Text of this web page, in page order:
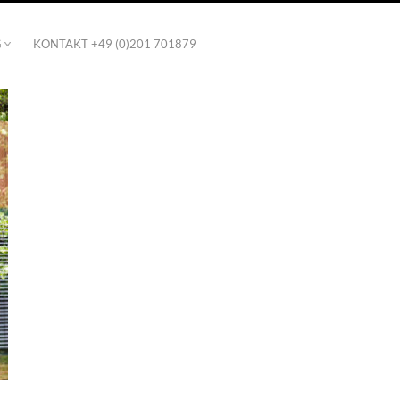
KONTAKT +49 (0)201 701879